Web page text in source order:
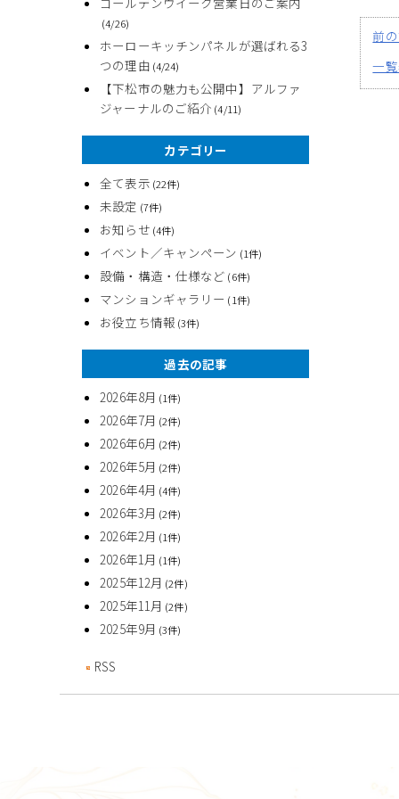
前
一
(4/26)
ホーローキッチンパネルが選ばれる3
つの理由 (4/24)
【下松市の魅力も公開中】アルファ
ジャーナルのご紹介 (4/11)
カテゴリー
全て表示 (22件)
未設定 (7件)
お知らせ (4件)
イベント／キャンペーン (1件)
設備・構造・仕様など (6件)
マンションギャラリー (1件)
お役立ち情報 (3件)
過去の記事
2026年8月 (1件)
2026年7月 (2件)
2026年6月 (2件)
2026年5月 (2件)
2026年4月 (4件)
2026年3月 (2件)
2026年2月 (1件)
2026年1月 (1件)
2025年12月 (2件)
2025年11月 (2件)
2025年9月 (3件)
RSS